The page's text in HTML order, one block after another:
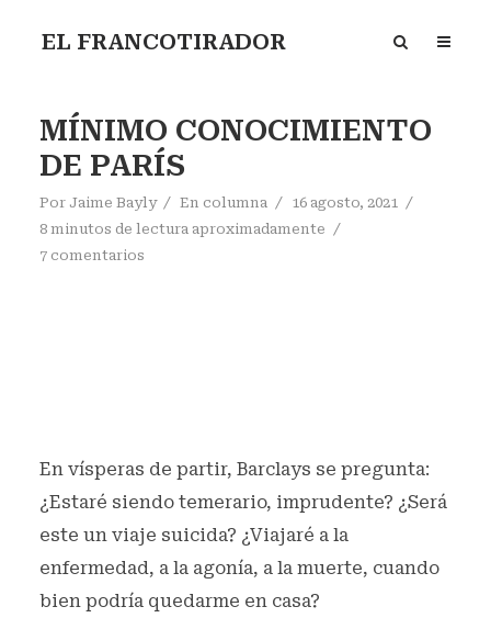
EL FRANCOTIRADOR
MÍNIMO CONOCIMIENTO
DE PARÍS
Por Jaime Bayly En columna
16 agosto, 2021
8 minutos de lectura aproximadamente
7 comentarios
En vísperas de partir, Barclays se pregunta:
¿Estaré siendo temerario, imprudente? ¿Será
este un viaje suicida? ¿Viajaré a la
enfermedad, a la agonía, a la muerte, cuando
bien podría quedarme en casa?